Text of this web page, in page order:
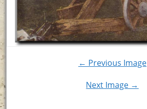
← Previous Image
Next Image →